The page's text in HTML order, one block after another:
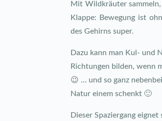
Mit Wildkräuter
Klappe: Bewegung ist
des Gehirns super.
Dazu kann man Kul- und
Richtungen bilden, wenn
😉 … und so ganz
Natur einem schenkt 🙂
Dieser Spaziergang